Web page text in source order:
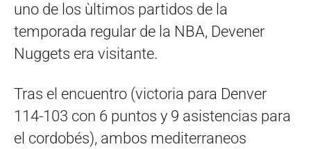
uno de los ùltimos partidos de la
temporada regular de la NBA, Devener
Nuggets era visitante.
Tras el encuentro (victoria para Denver
114-103 con 6 puntos y 9 asistencias para
el cordobés), ambos mediterraneos